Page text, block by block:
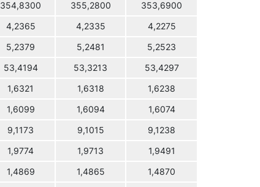
354,8300 355,2800 353,6900
4,2365 4,2335 4,2275
5,2379 5,2481 5,2523
53,4194 53,3213 53,4297
1,6321 1,6318 1,6238
1,6099 1,6094 1,6074
9,1173 9,1015 9,1238
1,9774 1,9713 1,9491
1,4869 1,4865 1,4870